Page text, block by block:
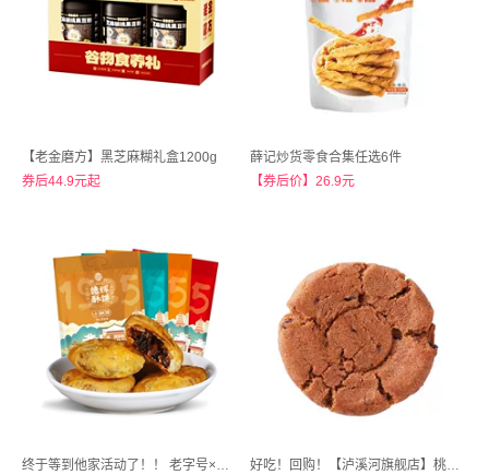
【老金磨方】黑芝麻糊礼盒1200g
券后44.9元起
薛记炒货零食合集任选6件
【券后价】26.9元
终于等到他家活动了！！ 老字号×德辉.梅干菜肉酥饼 约40枚/袋，才 14.9亓
好吃！回购！【泸溪河旗舰店】桃酥饼200g*2盒